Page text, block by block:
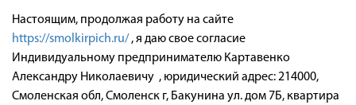
Доставка
Сотрудничество
Галерея объектов
Настоящим, продолжая работу на сайте
https://smolkirpich.ru/ , я даю свое согласие
Индивидуальному предпринимателю Картавенко
Александру Николаевичу , юридический адрес: 214000,
Смоленская обл, Смоленск г, Бакунина ул. дом 7Б, квартира